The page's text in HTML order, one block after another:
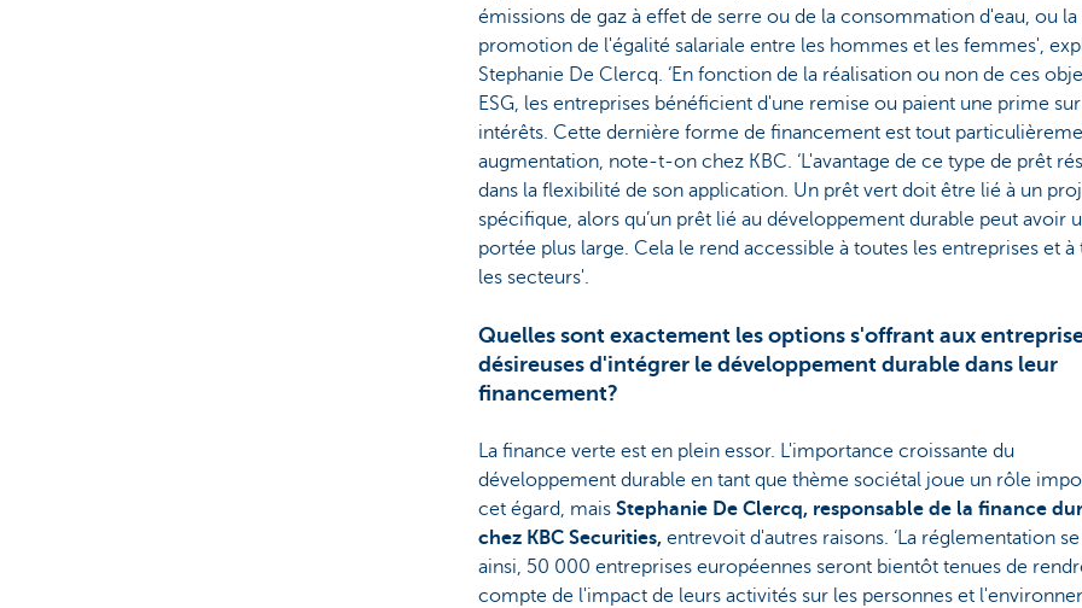
émissions de gaz à effet de serre ou de la consommation d'eau, ou la
promotion de l'égalité salariale entre les hommes et les femmes',
Stephanie De Clercq. ‘En fonction de la réalisation ou non de ces
ESG, les entreprises bénéficient d'une remise ou paient une prime
intérêts. Cette dernière forme de financement est tout
augmentation, note-t-on chez KBC. ‘L'avantage de ce type de prêt
dans la flexibilité de son application. Un prêt vert doit être lié à un
spécifique, alors qu’un prêt lié au développement durable peut avoir
portée plus large. Cela le rend accessible à toutes les entreprises et à
les secteurs'.
Quelles sont exactement les options s'offrant aux
désireuses d'intégrer le développement durable dans leur
financement?
La finance verte est en plein essor. L'importance croissante du
développement durable en tant que thème sociétal joue un rôle
cet égard, mais Stephanie De Clercq, responsable de la finance
chez KBC Securities,entrevoit d'autres raisons. ‘La réglementation
ainsi, 50 000 entreprises européennes seront bientôt tenues de
compte de l'impact de leurs activités sur les personnes et